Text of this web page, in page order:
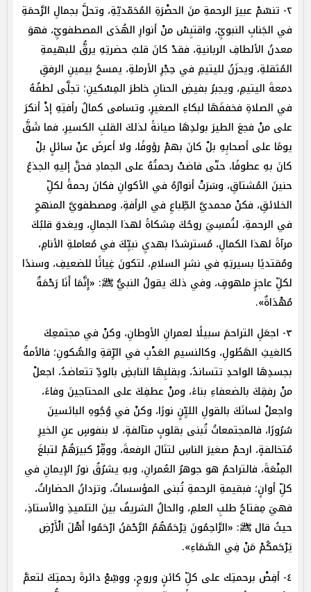
٢- تنسّمْ عبيرَ الرحمةِ منَ الحضْرَةِ المُحَمّديّةِ، وتحلَّ بجمالِ الرَّحمَةِ
في الجَنابِ النبويِّ، واقتبِسْ منْ أنوارِ الهُدَى المصطفويِّ، فهوَ
معدنُ الألطافِ الربانيةِ، فقدْ كانَ قلبُ حضرتِهِ يرقُّ للبهيمةِ
المُثقلةِ، ويحزَنُ لليتيمِ في حِجْرِ الأرملةِ، يمسحُ بيمينِ الرفقِ
دمعةَ اليتيمِ، ويجبرُ بفيضِ الحنانِ خاطرَ المِسْكينِ؛ تجلَّى لطفُهُ
في الصلاةِ فخففَهَا لبكاءِ الصغيرِ، وتسامى كمالُ رأفتِهِ إذْ أنكرَ
على منْ فجعَ الطيرَ بولدِهَا صيانةً لذلكَ القلبِ الكسيرِ، فما شَقَّ
يومًا على أصحابِهِ بلْ كانَ بهمْ رؤوفًا، ولا أعرضَ عنْ سائلٍ بلْ
كانَ بهِ عطوفًا، حتّى فاضتْ رحمتُهُ على الجمادِ فحنَّ إليهِ الجذعُ
حنينَ المُشتاقِ، وسَرَتْ أنوارُهُ في الأكوانِ فكانَ رحمةً لكلِّ
الخلائقِ، فكنْ محمديَّ الطِّباعِ في الرأفةِ، ومصطفويَّ المنهجِ
في الرحمةِ، لتُمسِيَ روحُكَ مِشكاةً لهذا الجمالِ، ويغدوَ قلبُكَ
مرآةً لهذا الكمالِ، مُسترشدًا بهديِ نبيِّكَ في مُعاملةِ الأنامِ،
ومُقتديًا بسيرتِهِ في نشرِ السلامِ، لتكونَ غِياثًا للضعيفِ، وسندًا
لكلِّ عاجزٍ ملهوفٍ، وفي ذلكَ يقولُ النبيُّ ﷺ: «إِنَّمَا أَنَا رَحْمَةٌ
مُهْدَاةٌ».
٣- اجعَلِ التراحمَ سبيلًا لعمرانِ الأوطانِ، وكنْ في مجتمعِكَ
كالغيثِ الهَطُولِ، وكالنسيمِ العَذْبِ في الرِّقةِ والسُّكونِ؛ فالأمةُ
بجسدِهَا الواحدِ تتساندُ، وبقلبِهَا النابضِ بالودِّ تتعاضدُ، اجعلْ
منْ رفقِكَ بالضعفاءِ بناءً، ومنْ عطفِكَ على المحتاجينَ وفاءً،
واجعلْ لسانَكَ بالقولِ الليِّنِِ نورًا، وكنْ في وُجُوهِ البائسينَ
سُرُورًا، فالمجتمعاتُ تُبنى بقلوبٍ متآلفةٍ، لا بنفوسٍ عنِ الخيرِ
مُتخالفةٍ، ارحمْ صغيرَ الناسِ لتنَالَ الرفعةَ، ووقِّرْ كبيرَهُمْ لتبلغَ
المِنْعَةَ، فالتراحمُ هو جوهرُ العُمرانِ، وبهِ يشرُقُ نورُ الإيمانِ في
كلِّ أوانٍ؛ فبقيمةِ الرحمةِ تُبنى المؤسساتُ، وتزدانُ الحضاراتُ،
فهيَ مِفتاحُ طلبِ العلمِ، والحالُ الشريفُ بينَ التلميذِ والأستاذِ،
حيثُ قال ﷺ: «الرَّاحِمُونَ يَرْحَمُهُمُ الرَّحْمَنُ ارْحَمُوا أَهْلَ الْأَرْضِ
يَرْحَمكُمْ مَنْ فِي السَّمَاءِ».
٤- أفِضْ برحمتِك على كلِّ كائنٍ وروحٍ، ووسِّعْ دائرةَ رحمتِكَ لتعمَّ